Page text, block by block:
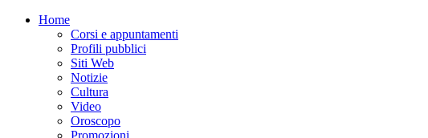
Home
Corsi e appuntamenti
Profili pubblici
Siti Web
Notizie
Cultura
Video
Oroscopo